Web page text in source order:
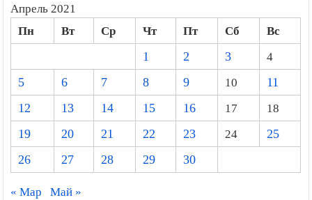
Апрель 2021
Пн Вт Ср Чт Пт Сб
Вс
1
2 3
4
5
6 7 8 9 10
11
12
13 14 15 16 17
18
19
20 21 22 23 24
25
26
27 28 29 30